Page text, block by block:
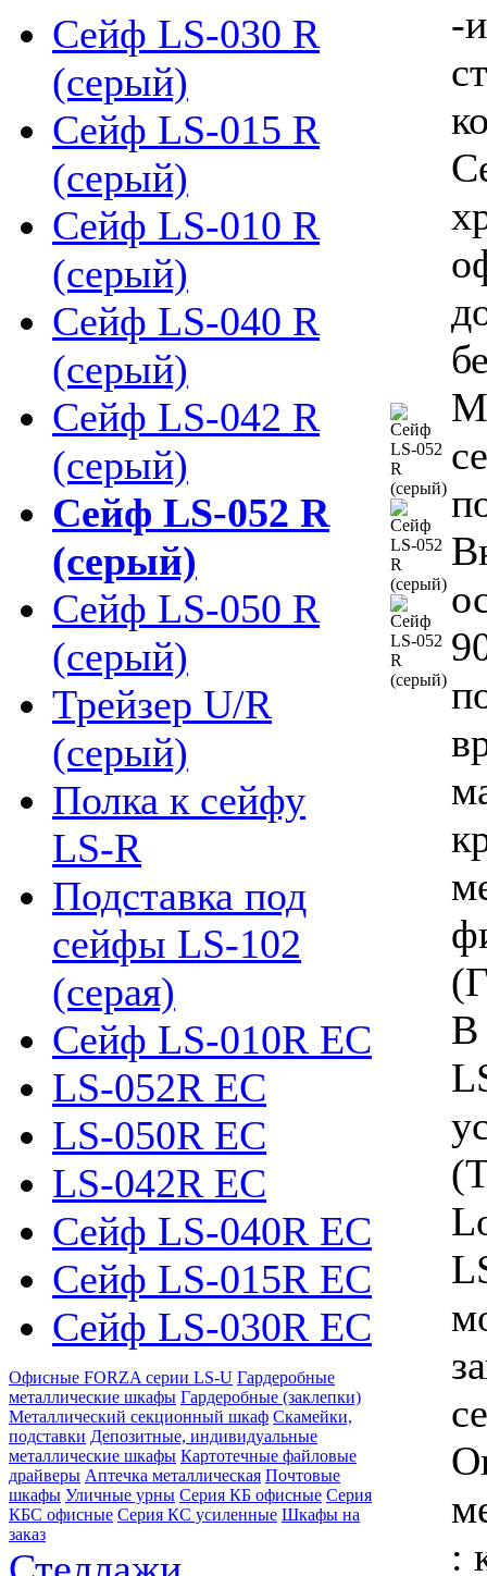
Сейф LS-030 R
(серый)
Сейф LS-015 R
(серый)
Сейф LS-010 R
(серый)
Сейф LS-040 R
(серый)
Сейф LS-042 R
(серый)
Сейф LS-052 R
(серый)
Сейф LS-050 R
(серый)
Трейзер U/R
(серый)
Полка к сейфу
LS-R
Подставка под
сейфы LS-102
(серая)
Сейф LS-010R EC
LS-052R EC
LS-050R EC
LS-042R EC
Сейф LS-040R EC
Сейф LS-015R EC
Сейф LS-030R EC
Офисные FORZA серии LS-U Гардеробные
металлические шкафы Гардеробные (заклепки)
Металлический секционный шкаф Скамейки,
подставки Депозитные, индивидуальные
металлические шкафы Картотечные файловые
драйверы Аптечка металлическая Почтовые
шкафы Уличные урны Серия КБ офисные Серия
КБС офисные Серия КC усиленные Шкафы на
заказ
-
В
: